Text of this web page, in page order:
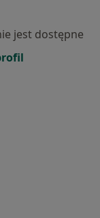
jest dostępne